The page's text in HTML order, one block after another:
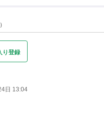
り登録
日 13:04